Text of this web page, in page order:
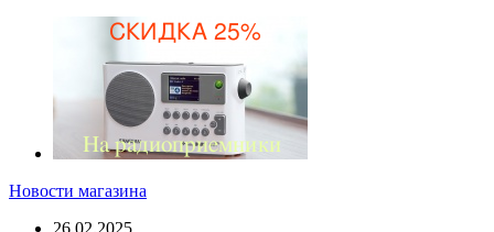
Новости магазина